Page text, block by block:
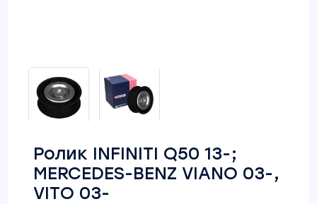
Ролик INFINITI Q50 13-;
MERCEDES-BENZ VIANO 03-,
VITO 03-